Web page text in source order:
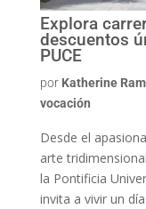
Explora
descuentos
PUCE
por Katherine
vocación
Desde el
arte
la Pontificia
invita a vivir un